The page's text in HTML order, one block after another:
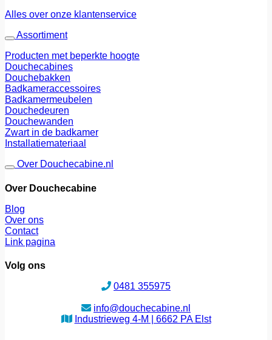
Alles over onze klantenservice
Assortiment
Producten met beperkte hoogte
Douchecabines
Douchebakken
Badkameraccessoires
Badkamermeubelen
Douchedeuren
Douchewanden
Zwart in de badkamer
Installatiemateriaal
Over Douchecabine.nl
Over Douchecabine
Blog
Over ons
Contact
Link pagina
Volg ons
0481 355975
info@douchecabine.nl
Industrieweg 4-M | 6662 PA Elst